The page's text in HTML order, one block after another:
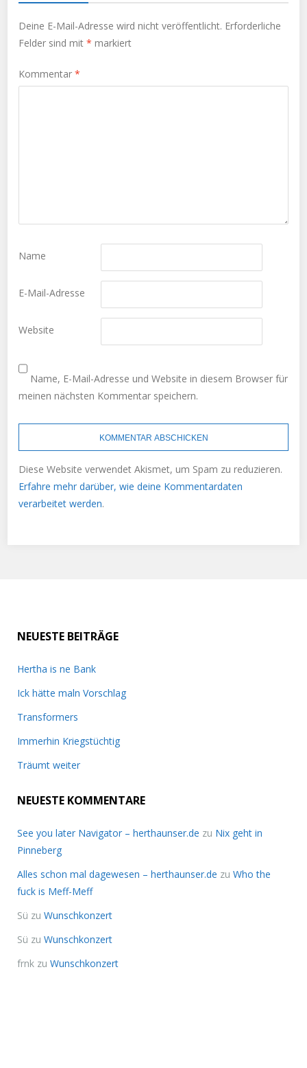
Deine E-Mail-Adresse wird nicht veröffentlicht. Erforderliche
Felder sind mit* markiert
Kommentar*
Name
E-Mail-Adresse
Website
Name, E-Mail-Adresse und Website in diesem Browser für
meinen nächsten Kommentar speichern.
Diese Website verwendet Akismet, um Spam zu reduzieren.
Erfahre mehr darüber, wie deine Kommentardaten
verarbeitet werden.
NEUESTE BEITRÄGE
Hertha is ne Bank
Ick hätte maln Vorschlag
Transformers
Immerhin Kriegstüchtig
Träumt weiter
NEUESTE KOMMENTARE
See you later Navigator – herthaunser.de zu Nix geht in
Pinneberg
Alles schon mal dagewesen – herthaunser.de zu Who the
fuck is Meff-Meff
Sü zu Wunschkonzert
Sü zu Wunschkonzert
frnk zu Wunschkonzert